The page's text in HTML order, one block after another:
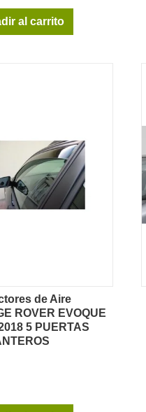
al carrito
Vista rápida
de Aire
ROVER EVOQUE
5 PUERTAS